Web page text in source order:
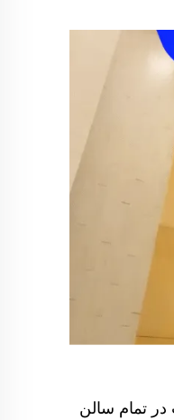
تمام سالن